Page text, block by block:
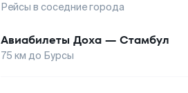
Рейсы в соседние города
Авиабилеты Доха — Стамбул
75 км до Бурсы